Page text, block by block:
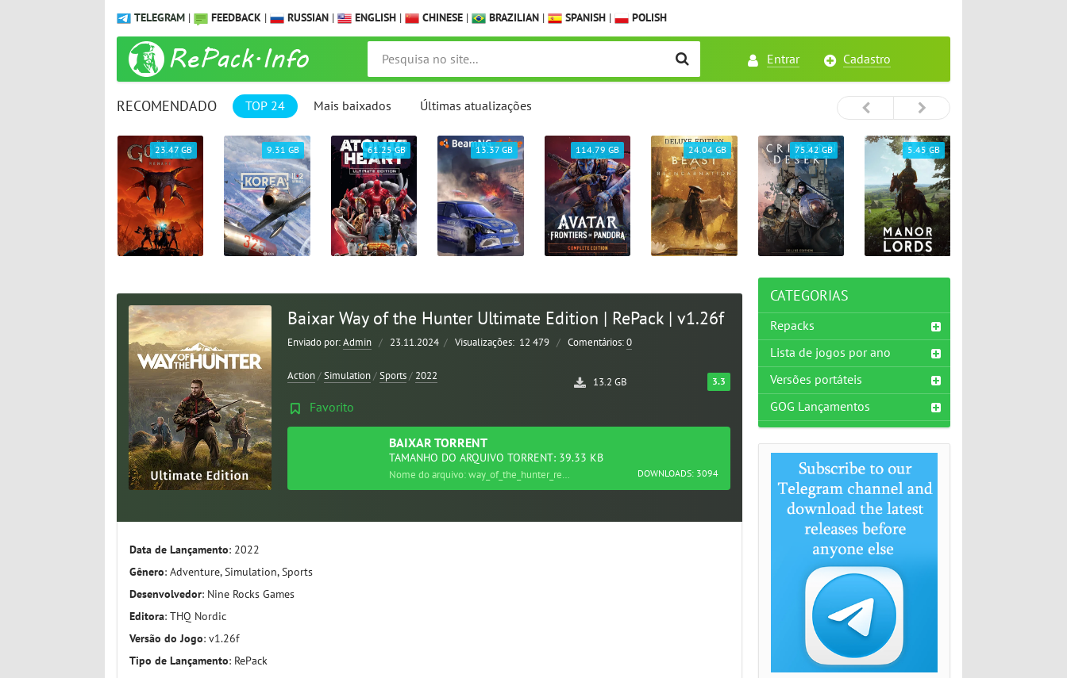
TELEGRAM | FEEDBACK | RUSSIAN | ENGLISH | CHINESE | BRAZILIAN | SPANISH | POLISH
Entrar Cadastro
RECOMENDADO TOP 24 Mais baixados Últimas atualizações
23.47 GB 9.31 GB 61.25 GB 13.37 GB 114.79 GB 24.04 GB 75.42 GB 5.45 GB
Baixar Way of the Hunter Ultimate Edition | RePack | v1.26f
Enviado por:Admin / 23.11.2024 / Visualizações: 12 479 / Comentários:0
3.3
13.2 GB
Action/Simulation/Sports/ 2022
Favorito
BAIXAR TORRENT
TAMANHO DO ARQUIVO TORRENT: 39.33 KB
DOWNLOADS: 3094
Nome do arquivo: way_of_the_hunter_repack.torrent
Data de Lançamento: 2022
Gênero: Adventure, Simulation, Sports
Desenvolvedor: Nine Rocks Games
Editora: THQ Nordic
Versão do Jogo: v1.26f
Tipo de Lançamento: RePack
CATEGORIAS
Repacks
Lista de jogos por ano
Versões portáteis
GOG Lançamentos